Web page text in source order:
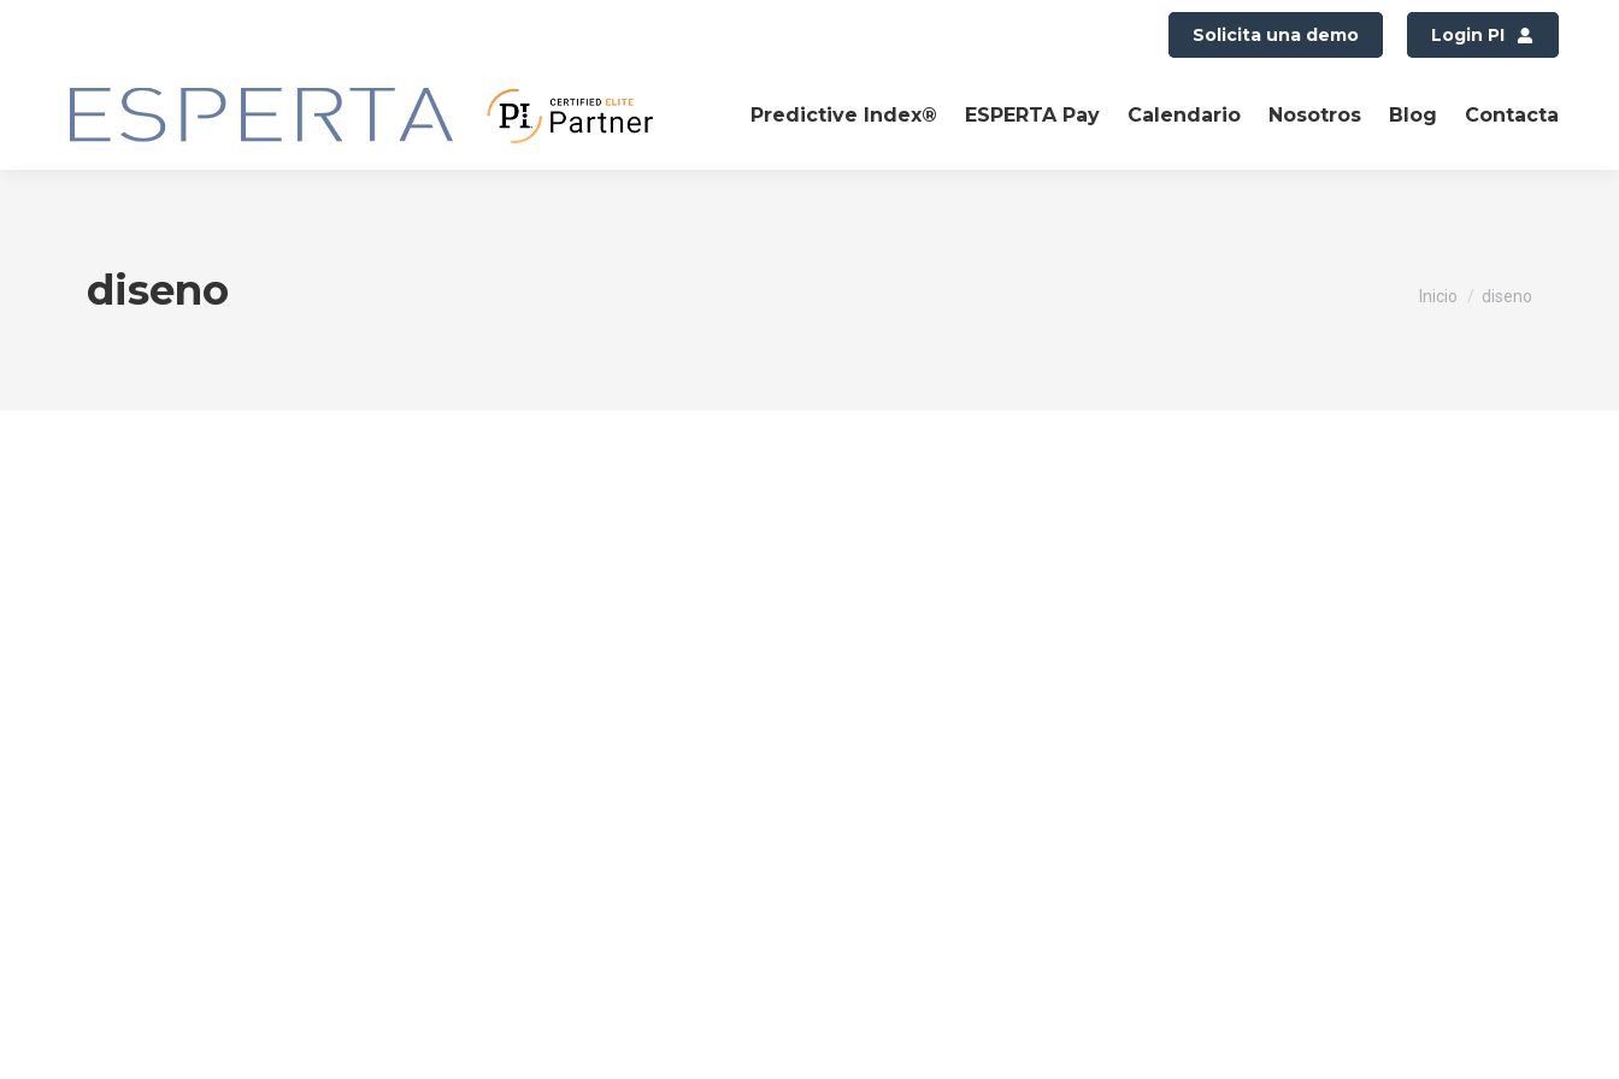
Solicita una demo Login PI
Predictive Index® ESPERTA Pay Calendario Nosotros Blog Contacta
diseno Estás aquí:
Inicio diseno